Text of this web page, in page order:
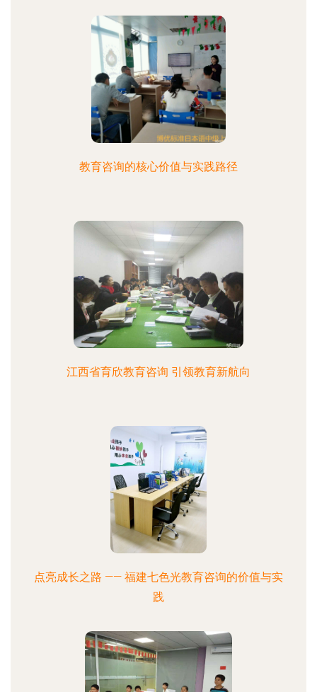
教育咨询的核心价值与实践路径
江西省育欣教育咨询 引领教育新航向
点亮成长之路 —— 福建七色光教育咨询的价值与实
践